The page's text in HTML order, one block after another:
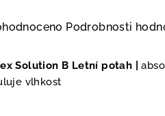
Podrobnosti
Solution B Letní potah |
vlhkost